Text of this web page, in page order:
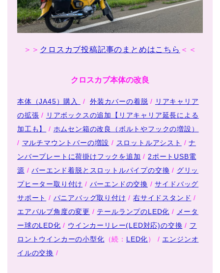
＞＞ クロスカブ投稿記事のまとめはこちら ＜＜
クロスカブ本体の改良
本体（JA45）購入 /外装カバーの着脱 / リアキャリア
の拡張 / リアボックスの追加【リアキャリア延長による
加工も】
/ ホムセン箱の改良（ボルトやフックの増設）
/ マルチマウントバーの増設 / スロットルアシスト /ナ
ンバープレートに荷掛けフックを追加 / 2ポートUSB電
源 /バーエンド着脱とスロットルパイプの交換 / グリッ
プヒーター取り付け / バーエンドの交換 /サイドバッグ
サポート / パニアバッグ取り付け /右サイドスタンド /
エアバルブ角度の変更 / テールランプのLED化 /
メータ
ー球のLED化 / ウインカーリレー(LED対応)の交換 / フ
ロントウインカーの小型化 （続： LED化） / エンジンオ
イルの交換 /